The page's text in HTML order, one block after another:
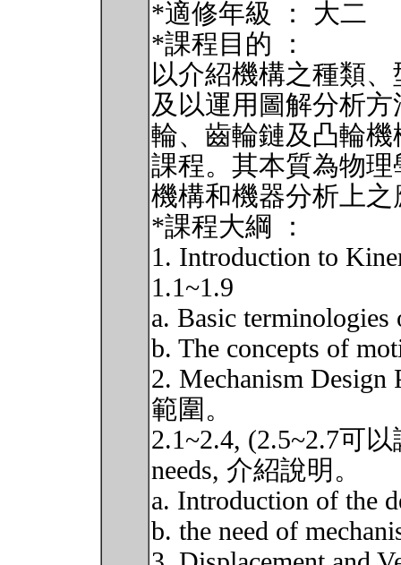
*適修年級 ： 大二
*課程目的 ：
以介紹機構之種類
及以運用圖解分析
輪、齒輪鏈及凸輪
課程。其本質為物理
機構和機器分析上之
*課程大綱 ：
1. Introduction to
1.1~1.9
a. Basic terminologies
b. The concepts of
2. Mechanism
範圍。
2.1~2.4, (2.5~2.7可
needs, 介紹說明。
a. Introduction of the
b. the need of